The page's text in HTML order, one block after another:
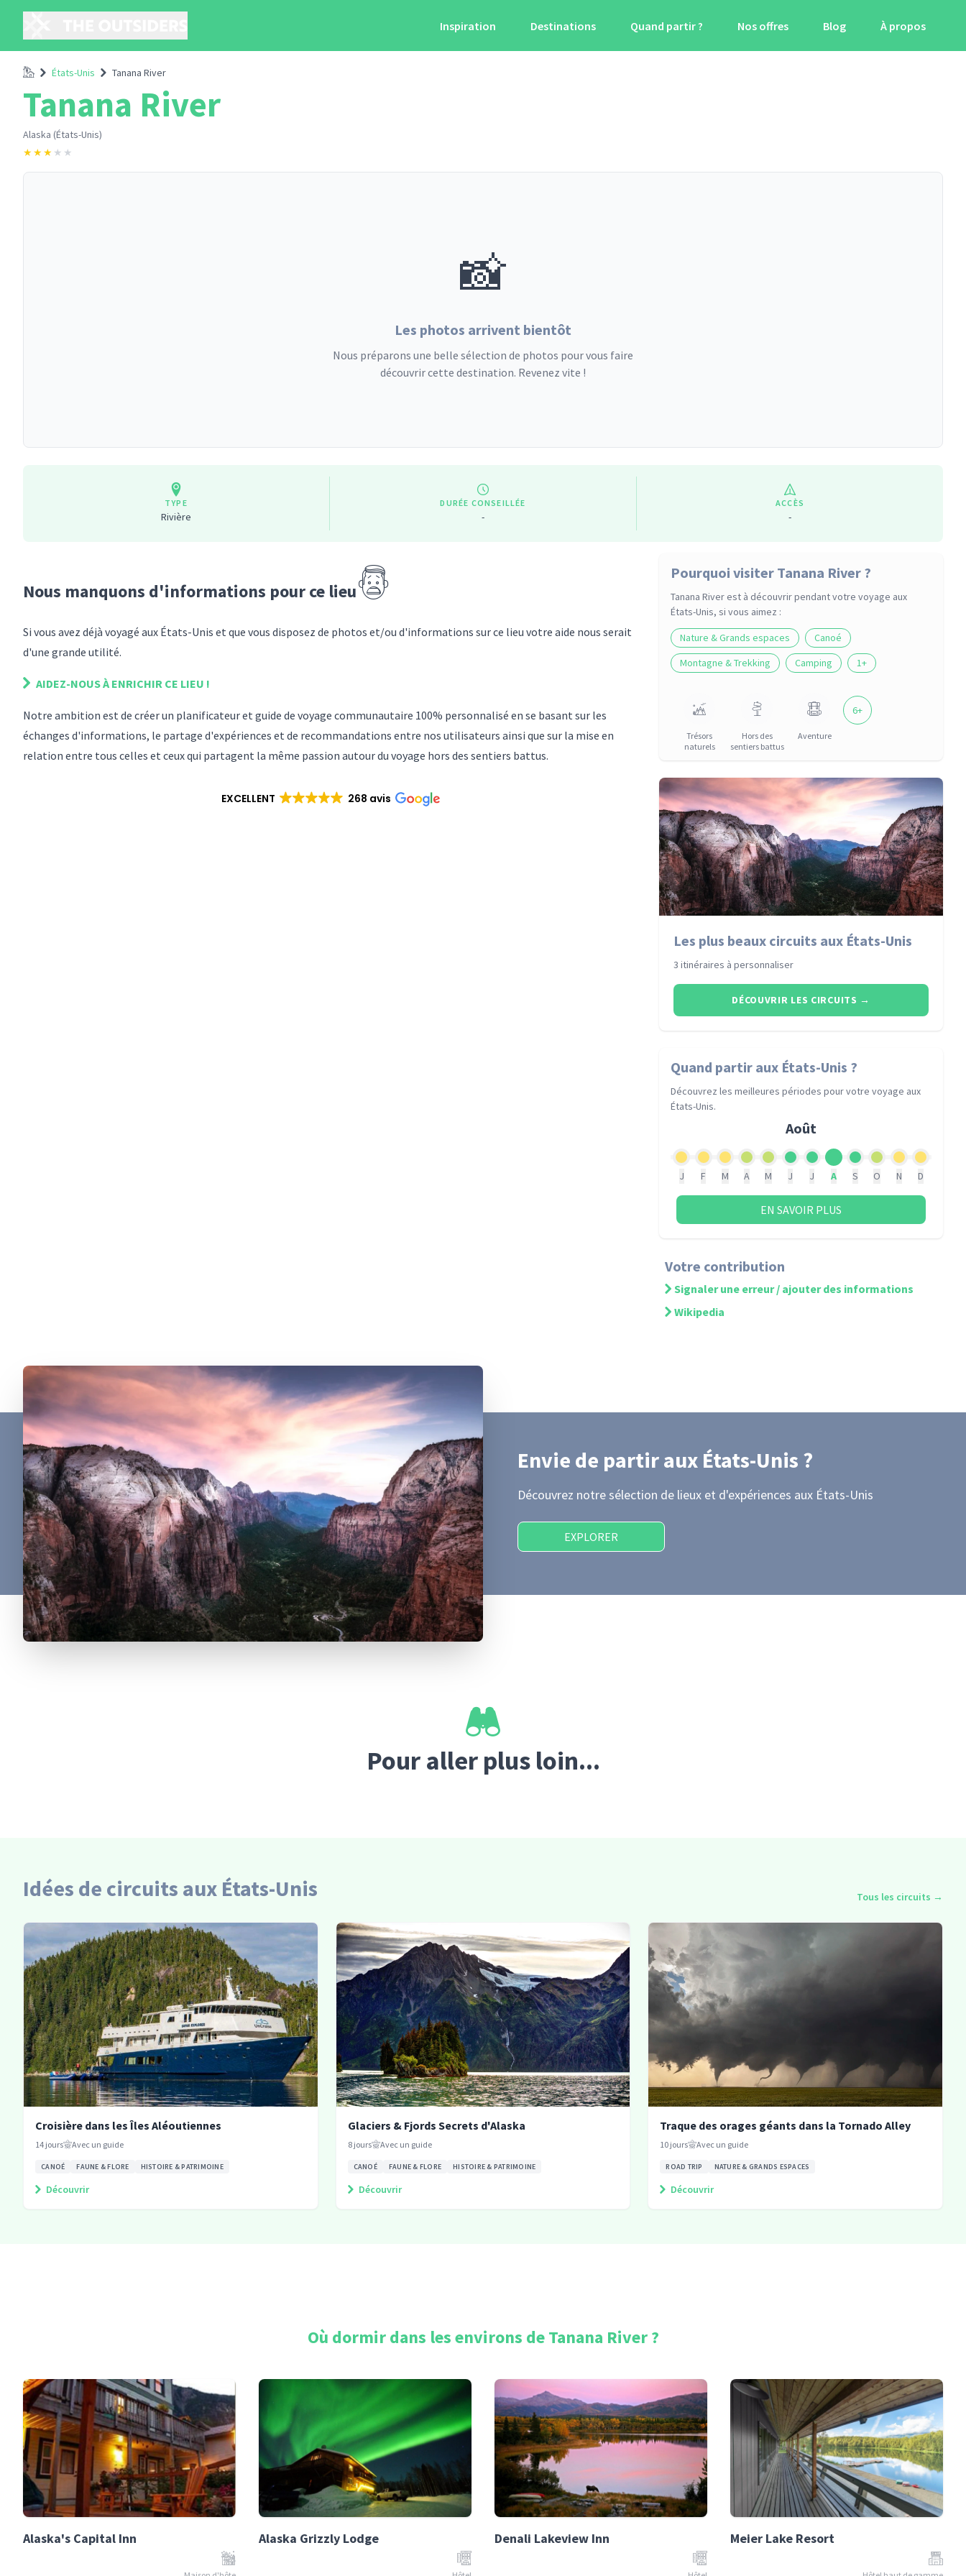
Inspiration Destinations Quand partir ? Nos offres Blog À propos
AccueilÉtats-Unis Tanana River
Tanana River
Alaska (États-Unis)
★★★ ★ ★
📸
Les photos arrivent bientôt
Nous préparons une belle sélection de photos pour vous faire
découvrir cette destination. Revenez vite !
TYPE
Rivière
DURÉE CONSEILLÉE
-
ACCÈS
-
Nous manquons d'informations pource lieu
Si vous avez déjà voyagé aux États-Unis et que vous disposez de photos et/ou d'informations surce lieu votre aide nous serait
d'une grande utilité.
AIDEZ-NOUS À ENRICHIR CE LIEU !
Notre ambition est de créer un planificateur et guide de voyage communautaire 100% personnalisé en se basant sur les
échanges d'informations, le partage d'expériences et de recommandations entre nos utilisateurs ainsi que sur la mise en
relation entre tous celles et ceux qui partagent la même passion autour du voyage hors des sentiers battus.
EXCELLENT 268 avis
Pourquoi visiter Tanana River ?
Tanana River est à découvrir pendant votre voyage aux
États-Unis, si vous aimez :
Nature & Grands espaces
Canoé
Montagne & Trekking
Camping 1+
Trésors
naturels
Hors des
sentiers battus
Aventure
6+
Les plus beaux circuits aux États-Unis
3 itinéraires à personnaliser
DÉCOUVRIR LES CIRCUITS →
Quand partir aux États-Unis ?
Découvrez les meilleures périodes pour votre voyage aux
États-Unis.
Août
J F M A M J J A S O N D
EN SAVOIR PLUS
Votre contribution
Signaler une erreur / ajouter des informations
Wikipedia
Envie de partiraux États-Unis ?
Découvrez notre sélection de lieux et d'expériences aux États-Unis
EXPLORER
Pour aller plus loin...
Idées de circuits aux États-Unis Tous les circuits →
Croisière dans les Îles Aléoutiennes
14 jours Avec un guide
CANOÉ FAUNE & FLORE HISTOIRE & PATRIMOINE
Découvrir
Glaciers & Fjords Secrets d'Alaska
8 jours Avec un guide
CANOÉ FAUNE & FLORE HISTOIRE & PATRIMOINE
Découvrir
Traque des orages géants dans la Tornado Alley
10 jours Avec un guide
ROAD TRIP NATURE & GRANDS ESPACES
Découvrir
Où dormir dans les environs deTanana River?
Alaska's Capital Inn Alaska Grizzly Lodge Denali Lakeview Inn Meier Lake Resort